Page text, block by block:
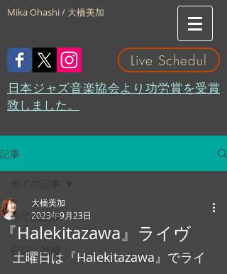
Mika Ohashi / 大橋美加
Live Schedul
​日本ジャズ音楽協会より功労賞を受賞
致しました。
記事
全ての記事
日記・雑感
『Halekitazawa』ライヴ
大橋美加
2023年9月23日
土曜日は『Halekitazawa』でライ